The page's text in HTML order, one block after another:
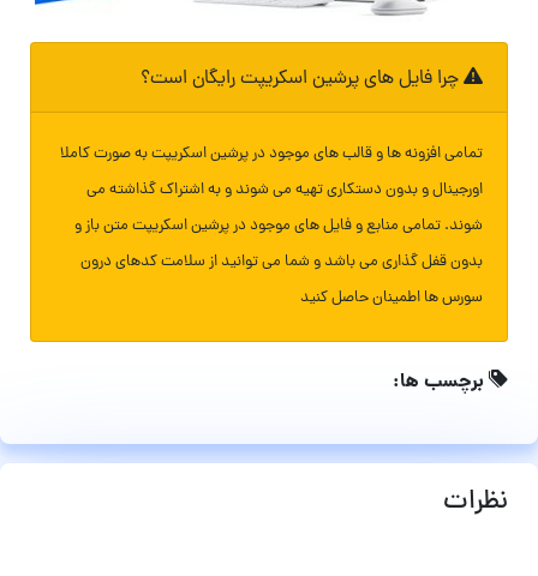
چرا فایل های پرشین اسکریپت رایگان است؟
تمامی افزونه ها و قالب های موجود در پرشین اسکریپت به صورت کاملا
اورجینال و بدون دستکاری تهیه می شوند و به اشتراک گذاشته می
شوند. تمامی منابع و فایل های موجود در پرشین اسکریپت متن باز و
بدون قفل گذاری می باشد و شما می توانید از سلامت کدهای درون
سورس ها اطمینان حاصل کنید
برچسب ها:
نظرات